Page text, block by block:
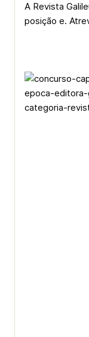
A Revista
posição e.